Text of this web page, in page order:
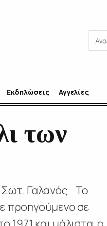
Εκδηλώσεις Αγγελίες
των
Σωτ. Γαλανός Το
προηγούμενο σε